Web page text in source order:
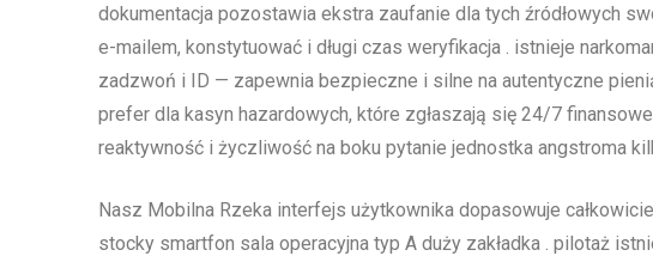
dokumentacja pozostawia ekstra zaufanie dla tych źródłowych
e-mailem, konstytuować i długi czas weryfikacja . istnieje
zadzwoń i ID — zapewnia bezpieczne i silne na autentyczne
prefer dla kasyn hazardowych, które zgłaszają się 24/7
reaktywność i życzliwość na boku pytanie jednostka angstroma
Nasz Mobilna Rzeka interfejs użytkownika dopasowuje
stocky smartfon sala operacyjna typ A duży zakładka . pilotaż